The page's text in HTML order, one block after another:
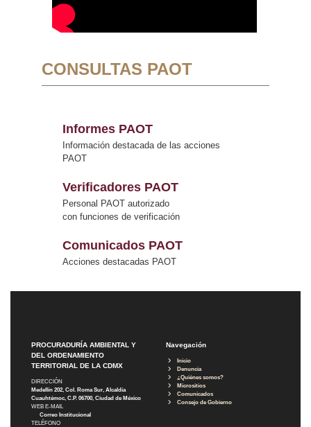
CONSULTAS PAOT
Informes PAOT
Información destacada de las acciones
PAOT
Verificadores PAOT
Personal PAOT autorizado
con funciones de verificación
Comunicados PAOT
Acciones destacadas PAOT
PROCURADURÍA AMBIENTAL Y
DEL ORDENAMIENTO
TERRITORIAL DE LA CDMX
DIRECCIÓN
Medellín 202, Col. Roma Sur, Alcaldía
Cuauhtémoc, C.P. 06700, Ciudad de México
WEB E-MAIL
Correo Institucional
TELÉFONO
Navegación
Inicio
Denuncia
¿Quiénes somos?
Micrositios
Comunicados
Consejo de Gobierno